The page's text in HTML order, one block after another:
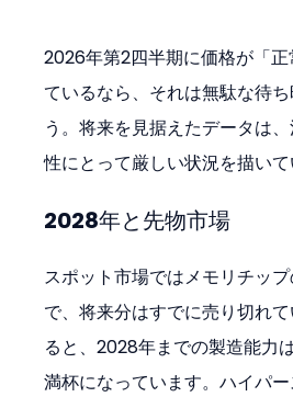
2026年第2四半期に価格が「
ているなら、それは無駄な待
う。将来を見据えたデータは
性にとって厳しい状況を描いて
2028年と先物市場
スポット市場ではメモリチッ
で、将来分はすでに売り切れ
ると、2028年までの製造能力
満杯になっています。ハイパ